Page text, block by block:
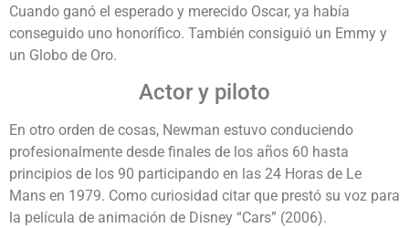
Cuando ganó el esperado y merecido Oscar, ya había
conseguido uno honorífico. También consiguió un Emmy y
un Globo de Oro.
Actor y piloto
En otro orden de cosas, Newman estuvo conduciendo
profesionalmente desde finales de los años 60 hasta
principios de los 90 participando en las 24 Horas de Le
Mans en 1979. Como curiosidad citar que prestó su voz para
la película de animación de Disney “Cars” (2006).